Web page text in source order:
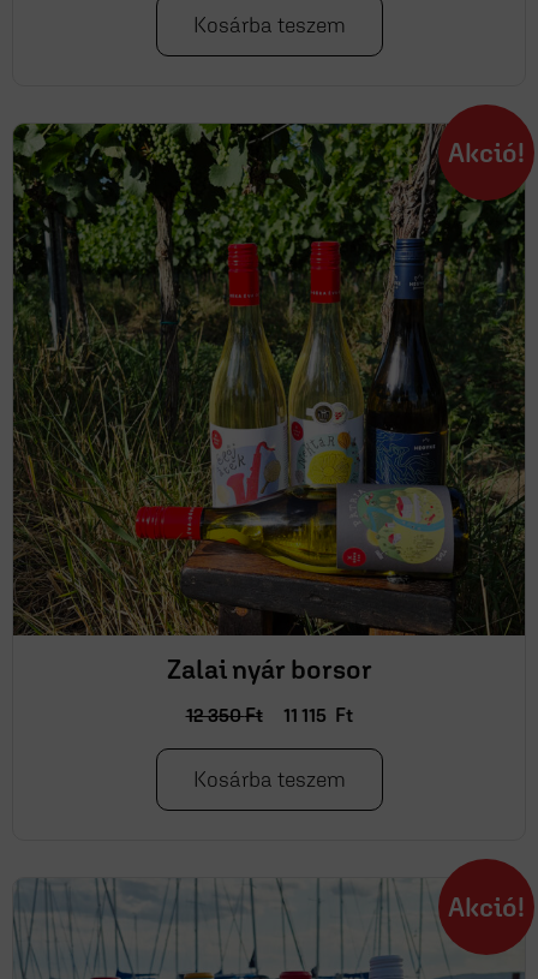
Kosárba teszem
Akció!
Zalai nyár borsor
12 350Ft 11 115 Ft
Kosárba teszem
Akció!